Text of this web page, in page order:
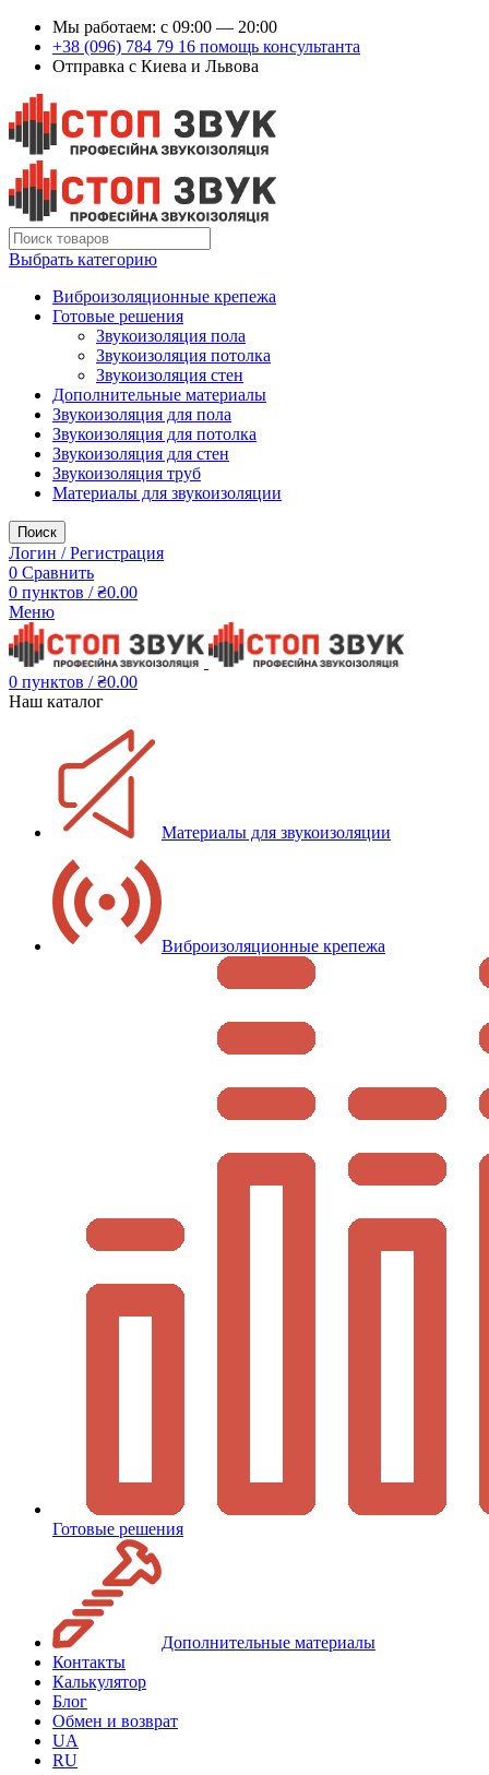
Мы работаем: c 09:00 — 20:00
+38 (096) 784 79 16 помощь консультанта
Отправка с Киева и Львова
Выбрать категорию
Виброизоляционные крепежа
Готовые решения
Звукоизоляция пола
Звукоизоляция потолка
Звукоизоляция стен
Дополнительные материалы
Звукоизоляция для пола
Звукоизоляция для потолка
Звукоизоляция для стен
Звукоизоляция труб
Материалы для звукоизоляции
Поиск
Логин / Регистрация
0 Сравнить
0 пунктов / ₴0.00
Меню
0 пунктов / ₴0.00
Наш каталог
Материалы для звукоизоляции
Виброизоляционные крепежа
Готовые решения
Дополнительные материалы
Контакты
Калькулятор
Блог
Обмен и возврат
UA
RU